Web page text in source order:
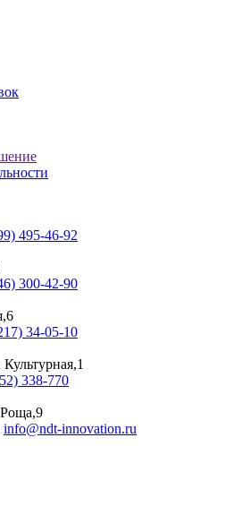
495-46-92
300-42-90
34-05-10
338-770
info@ndt-innovation.ru